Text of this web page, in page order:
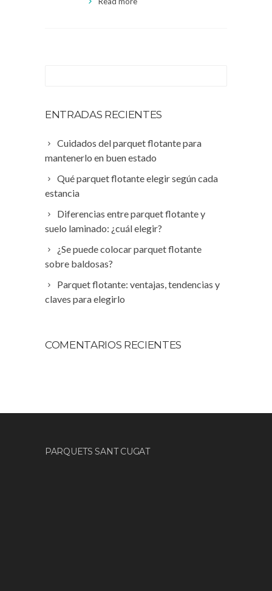
ENTRADAS RECIENTES
Cuidados del parquet flotante para
mantenerlo en buen estado
Qué parquet flotante elegir según cada
estancia
Diferencias entre parquet flotante y
suelo laminado: ¿cuál elegir?
¿Se puede colocar parquet flotante
sobre baldosas?
Parquet flotante: ventajas, tendencias y
claves para elegirlo
COMENTARIOS RECIENTES
PARQUETS SANT CUGAT